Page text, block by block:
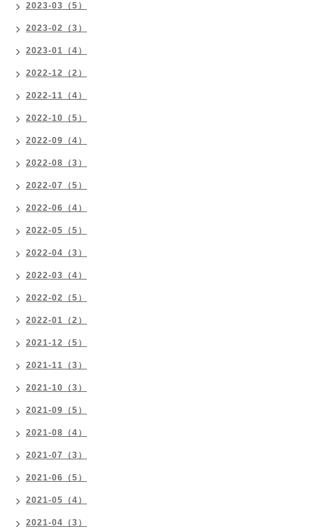
2023-03（5）
2023-02（3）
2023-01（4）
2022-12（2）
2022-11（4）
2022-10（5）
2022-09（4）
2022-08（3）
2022-07（5）
2022-06（4）
2022-05（5）
2022-04（3）
2022-03（4）
2022-02（5）
2022-01（2）
2021-12（5）
2021-11（3）
2021-10（3）
2021-09（5）
2021-08（4）
2021-07（3）
2021-06（5）
2021-05（4）
2021-04（3）